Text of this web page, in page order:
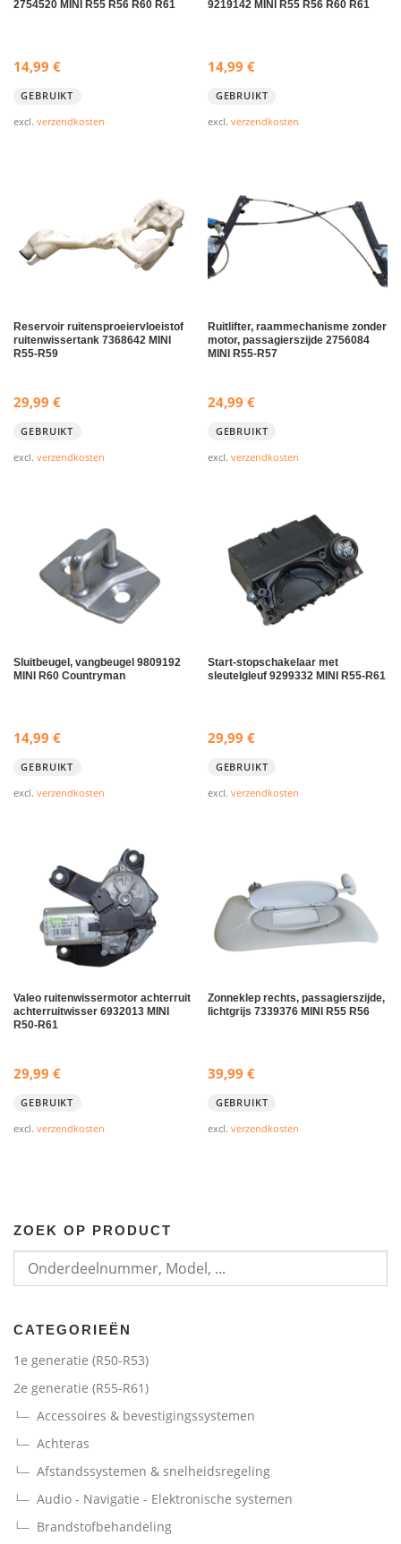
2754520 MINI R55 R56 R60 R61
14,99 €
GEBRUIKT
excl. verzendkosten
9219142 MINI R55 R56 R60 R61
14,99€
GEBRUIKT
excl.verzendkosten
Reservoir ruitensproeiervloeistof
ruitenwissertank 7368642 MINI
R55-R59
29,99 €
GEBRUIKT
excl. verzendkosten
Ruitlifter, raammechanisme zonder
motor, passagierszijde 2756084
MINI R55-R57
24,99€
GEBRUIKT
excl.verzendkosten
Sluitbeugel, vangbeugel 9809192
MINI R60 Countryman
14,99 €
GEBRUIKT
excl. verzendkosten
Start-stopschakelaar met
sleutelgleuf 9299332 MINI R55-R61
29,99€
GEBRUIKT
excl.verzendkosten
Valeo ruitenwissermotor achterruit
achterruitwisser 6932013 MINI
R50-R61
29,99 €
GEBRUIKT
excl. verzendkosten
Zonneklep rechts, passagierszijde,
lichtgrijs 7339376 MINI R55 R56
39,99€
GEBRUIKT
excl.verzendkosten
ZOEK OP PRODUCT
CATEGORIEËN
1e generatie (R50-R53)
2e generatie (R55-R61)
Accessoires & bevestigingssystemen
Achteras
Afstandssystemen & snelheidsregeling
Audio - Navigatie - Elektronische systemen
Brandstofbehandeling